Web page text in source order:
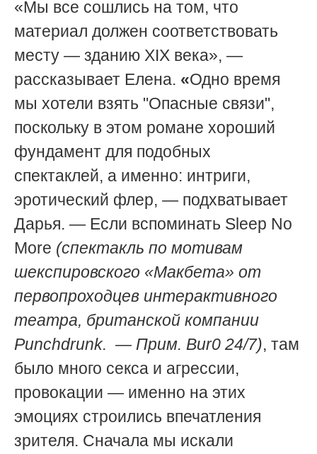
«Мы все сошлись на том, что
материал должен соответствовать
месту — зданию XIX века», —
рассказывает Елена. «Одно время
мы хотели взять "Опасные связи",
поскольку в этом романе хороший
фундамент для подобных
спектаклей, а именно: интриги,
эротический флер, — подхватывает
Дарья. — Если вспоминать Sleep No
More (спектакль по мотивам
шекспировского «Макбета» от
первопроходцев интерактивного
театра, британской компании
Punchdrunk. — Прим. Bur0 24/7), там
было много секса и агрессии,
провокации — именно на этих
эмоциях строились впечатления
зрителя. Сначала мы искали